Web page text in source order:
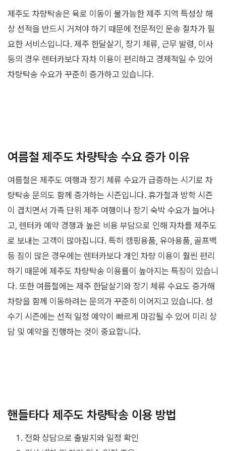
제주도 차량탁송은 육로 이동이 불가능한 제주 지역 특성상 해
상 선적을 반드시 거쳐야 하기 때문에 전문적인 운송 절차가 필
요한 서비스입니다. 제주 한달살기, 장기 체류, 근무 발령, 이사
등의 경우 렌터카보다 자차 이용이 편리하고 경제적일 수 있어
차량탁송 수요가 꾸준히 증가하고 있습니다.
여름철 제주도 차량탁송 수요 증가 이유
여름철은 제주도 여행과 장기 체류 수요가 급증하는 시기로 차
량탁송 문의도 함께 증가하는 시즌입니다. 휴가철과 방학 시즌
이 겹치면서 가족 단위 제주 여행이나 장기 숙박 수요가 늘어나
고, 렌터카 예약 경쟁과 높은 비용 부담으로 인해 자차를 제주도
로 보내는 고객이 많아집니다. 특히 캠핑용품, 유아용품, 골프백
등 짐이 많은 경우에는 렌터카보다 개인 차량 이용이 훨씬 편리
하기 때문에 제주도 차량탁송 이용률이 높아지는 특징이 있습니
다. 또한 여름철에는 제주 한달살기와 장기 체류 수요도 증가해
차량을 함께 이동하려는 문의가 꾸준히 이어지고 있습니다. 성
수기 시즌에는 선적 일정 예약이 빠르게 마감될 수 있어 미리 상
담 및 예약을 진행하는 것이 중요합니다.
핸들타다 제주도 차량탁송 이용 방법
전화 상담으로 출발지와 일정 확인